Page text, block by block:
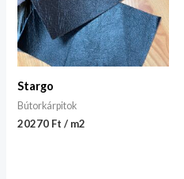
Stargo
Bútorkárpitok
20270 Ft / m2